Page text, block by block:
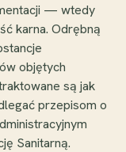
— wtedy
karna. Odrębną
objętych
są jak
przepisom o
Sanitarną.